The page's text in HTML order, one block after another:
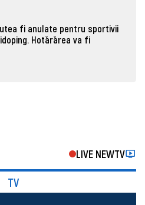
fi anulate pentru sportivii
Hotǎrǎrea va fi
LIVE NEWTV
TV